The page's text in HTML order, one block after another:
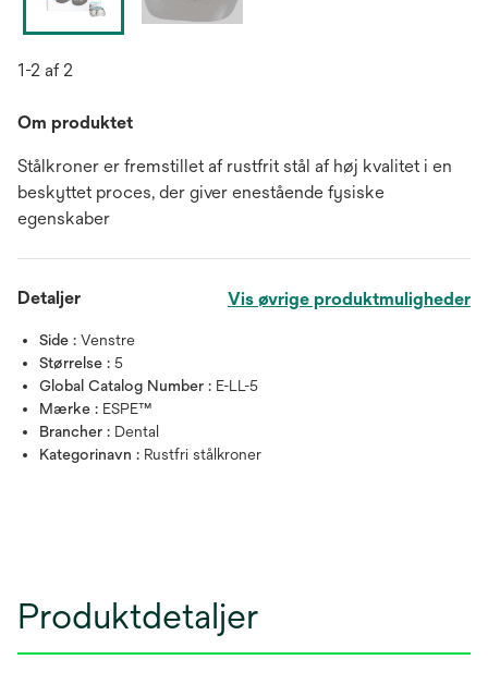
1-2 af 2
Om produktet
Stålkroner er fremstillet af rustfrit stål af høj kvalitet i en
beskyttet proces, der giver enestående fysiske
egenskaber
Detaljer Vis øvrige produktmuligheder
Side : Venstre
Størrelse : 5
Global Catalog Number : E-LL-5
Mærke : ESPE™
Brancher : Dental
Kategorinavn : Rustfri stålkroner
Produktdetaljer